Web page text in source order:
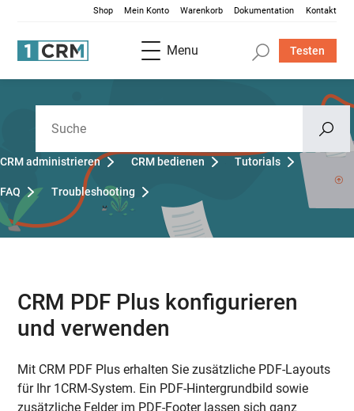
Shop Mein Konto Warenkorb Dokumentation Kontakt
Menu Testen
CRM administrieren CRM bedienen Tutorials
FAQ Troubleshooting
CRM PDF Plus konfigurieren
und verwenden
Mit CRM PDF Plus erhalten Sie zusätzliche PDF-Layouts
für Ihr 1CRM-System. Ein PDF-Hintergrundbild sowie
zusätzliche Felder im PDF-Footer lassen sich ganz